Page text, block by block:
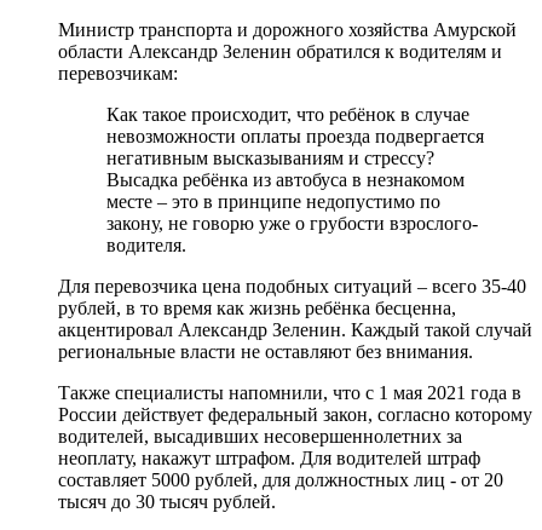
Министр транспорта и дорожного хозяйства Амурской
области Александр Зеленин обратился к водителям и
перевозчикам:
Как такое происходит, что ребёнок в случае
невозможности оплаты проезда подвергается
негативным высказываниям и стрессу?
Высадка ребёнка из автобуса в незнакомом
месте – это в принципе недопустимо по
закону, не говорю уже о грубости взрослого-
водителя.
Для перевозчика цена подобных ситуаций – всего 35-40
рублей, в то время как жизнь ребёнка бесценна,
акцентировал Александр Зеленин. Каждый такой случай
региональные власти не оставляют без внимания.
Также специалисты напомнили, что с 1 мая 2021 года в
России действует федеральный закон, согласно которому
водителей, высадивших несовершеннолетних за
неоплату, накажут штрафом. Для водителей штраф
составляет 5000 рублей, для должностных лиц - от 20
тысяч до 30 тысяч рублей.